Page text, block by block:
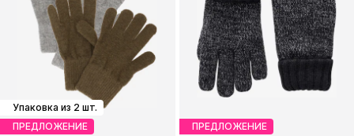
Упаковка из 2 шт.
ПРЕДЛОЖЕНИЕ
ПРЕДЛОЖЕНИЕ